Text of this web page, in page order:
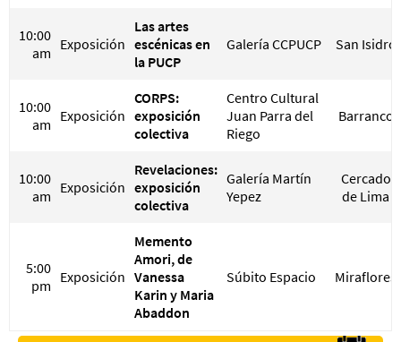
10:00
am Exposición
Las artes
escénicas en
la PUCP
Galería CCPUCP San Isidro
10:00
am Exposición
CORPS:
exposición
colectiva
Centro Cultural
Juan Parra del
Riego
Barranco
10:00
am Exposición
Revelaciones:
exposición
colectiva
Galería Martín
Yepez
Cercado
de Lima
5:00
pm Exposición
Memento
Amori, de
Vanessa
Karin y Maria
Abaddon
Súbito Espacio Miraflores